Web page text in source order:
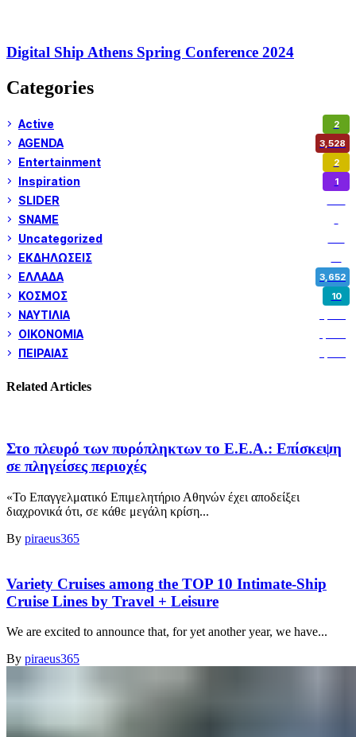
Digital Ship Athens Spring Conference 2024
Categories
Active 2
AGENDA 3,528
Entertainment 2
Inspiration 1
SLIDER
SNAME
Uncategorized
ΕΚΔΗΛΩΣΕΙΣ
ΕΛΛΑΔΑ 3,652
ΚΟΣΜΟΣ 10
ΝΑΥΤΙΛΙΑ
ΟΙΚΟΝΟΜΙΑ
ΠΕΙΡΑΙΑΣ
Related Articles
Στο πλευρό των πυρόπληκτων το Ε.Ε.Α.: Επίσκεψη
σε πληγείσες περιοχές
«Το Επαγγελματικό Επιμελητήριο Αθηνών έχει αποδείξει
διαχρονικά ότι, σε κάθε μεγάλη κρίση...
By piraeus365
Variety Cruises among the TOP 10 Intimate-Ship
Cruise Lines by Travel + Leisure
We are excited to announce that, for yet another year, we have...
By piraeus365